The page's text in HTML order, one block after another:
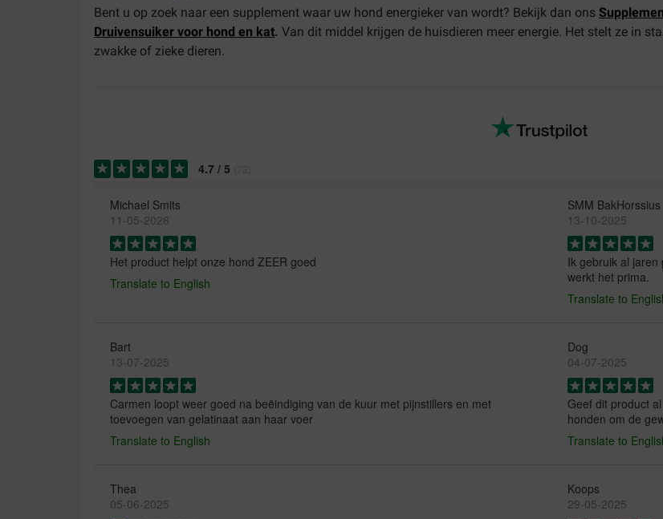
Bent u op zoek naar een supplement waar uw hond energieker van wordt? Bekijk dan ons
Druivensuiker voor hond en kat. Van dit middel krijgen de huisdieren meer energie. Het stelt ze in
zwakke of zieke dieren.
4.7 / 5
Michael Smits
11-05-2026
Het product helpt onze hond ZEER goed
Translate to English
SMM BakHorssius
13-10-2025
Ik gebruik al
werkt het prima.
Translate to
Bart
13-07-2025
Carmen loopt weer goed na beëindiging van de kuur met pijnstillers en met
toevoegen van gelatinaat aan haar voer
Translate to English
Dog
04-07-2025
Geef dit product
honden om de
Translate to
Thea
05-06-2025
Koops
29-05-2025